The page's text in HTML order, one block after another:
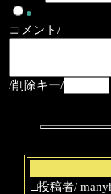
●
コメント/
/削除キー/
□投稿者/